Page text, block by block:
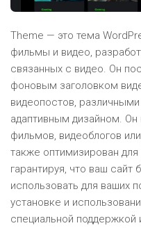
Theme — это тема
фильмы и видео,
связанных с видео. Он
фоновым заголовком
видеопостов,
адаптивным дизайном. Он
фильмов, видеоблогов
также оптимизирован для
гарантируя, что ваш сайт
использовать для ваших
установке и
специальной поддержкой